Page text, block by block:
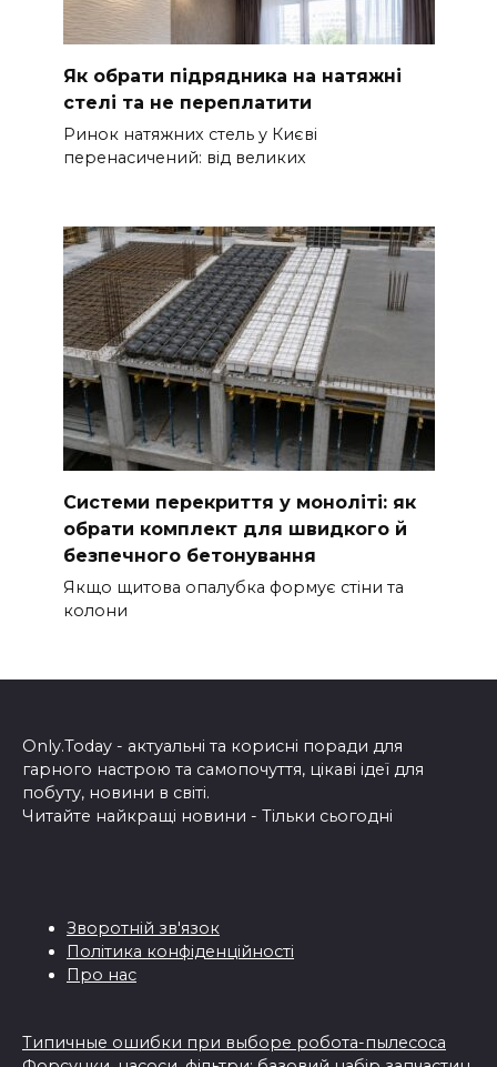
Як обрати підрядника на натяжні
стелі та не переплатити
Ринок натяжних стель у Києві
перенасичений: від великих
Системи перекриття у моноліті: як
обрати комплект для швидкого й
безпечного бетонування
Якщо щитова опалубка формує стіни та
колони
Only.Today - актуальні та корисні поради для
гарного настрою та самопочуття, цікаві ідеї для
побуту, новини в світі.
Читайте найкращі новини - Тільки сьогодні
Зворотній зв'язок
Політика конфіденційності
Про нас
Типичные ошибки при выборе робота-пылесоса